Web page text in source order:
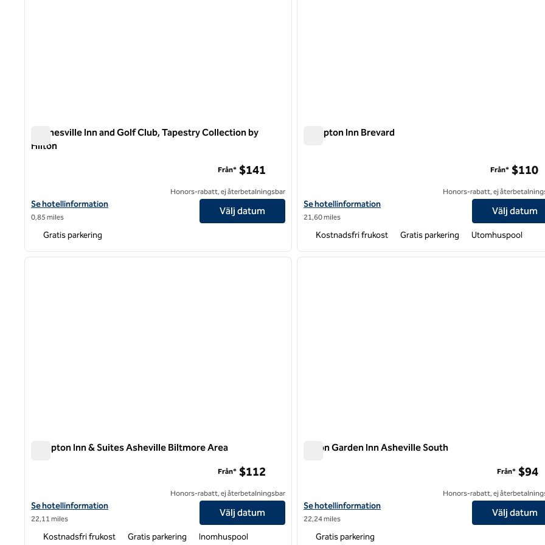
Waynesville Inn and Golf Club, Tapestry Collection by
Hilton
Visa hotelluppgifter för Waynesville Inn and Golf Club, Tapestry Collection by Hilton
Se hotellinformation
0,85 miles
Från* $141
Honors-rabatt, ej återbetalningsbar
Välj datum
Gratis parkering
Hampton Inn Brevard
Visa hotelldetaljer för Hampton Inn Brevard
Se hotellinformation
21,60 miles
Från* $110
Honors-rabatt, ej
Välj datum
Kostnadsfri frukost Gratis parkering Utomhuspool
1 av 12
nästa bild
Hampton Inn & Suites Asheville Biltmore Area
Visa hotelluppgifter för Hampton Inn & Suites Asheville Biltmore Area
Se hotellinformation
22,11 miles
Från* $112
Honors-rabatt, ej återbetalningsbar
Välj datum
Kostnadsfri frukost Gratis parkering Inomhuspool
1 av 12
Hilton Garden Inn Asheville South
Visa hotelluppgifter för Hilton Garden Inn Asheville South
Se hotellinformation
22,24 miles
Från* $94
Honors-rabatt, ej
Välj datum
Gratis parkering